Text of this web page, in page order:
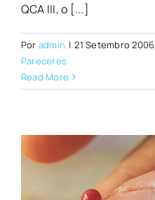
QCA III, o [...]
Por admin | 21 Setembro 2006
Pareceres
Read More